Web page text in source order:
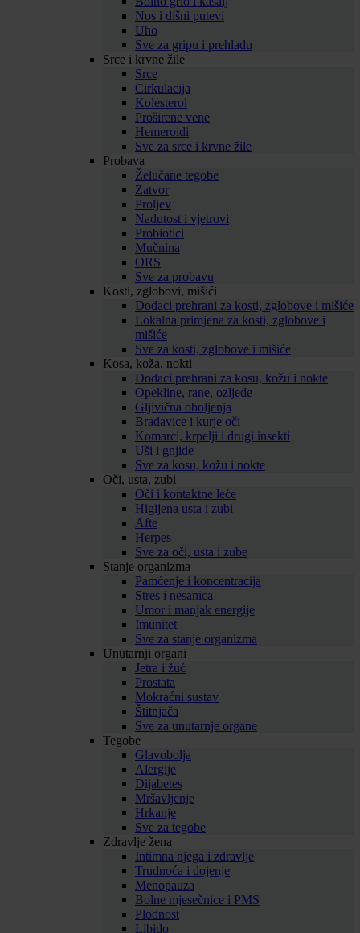
Nos i dišni putevi
Uho
Sve za gripu i prehladu
Srce i krvne žile
Srce
Cirkulacija
Kolesterol
Proširene vene
Hemeroidi
Sve za srce i krvne žile
Probava
Želučane tegobe
Zatvor
Proljev
Nadutost i vjetrovi
Probiotici
Mučnina
ORS
Sve za probavu
Kosti, zglobovi, mišići
Dodaci prehrani za kosti, zglobove i mišiće
Lokalna primjena za kosti, zglobove i
mišiće
Sve za kosti, zglobove i mišiće
Kosa, koža, nokti
Dodaci prehrani za kosu, kožu i nokte
Opekline, rane, ozljede
Gljivična oboljenja
Bradavice i kurje oči
Komarci, krpelji i drugi insekti
Uši i gnjide
Sve za kosu, kožu i nokte
Oči, usta, zubi
Oči i kontaktne leće
Higijena usta i zubi
Afte
Herpes
Sve za oči, usta i zube
Stanje organizma
Pamćenje i koncentracija
Stres i nesanica
Umor i manjak energije
Imunitet
Sve za stanje organizma
Unutarnji organi
Jetra i žuć
Prostata
Mokraćni sustav
Štitnjača
Sve za unutarnje organe
Tegobe
Glavobolja
Alergije
Dijabetes
Mršavljenje
Hrkanje
Sve za tegobe
Zdravlje žena
Intimna njega i zdravlje
Trudnoća i dojenje
Menopauza
Bolne mjesečnice i PMS
Plodnost
Libido